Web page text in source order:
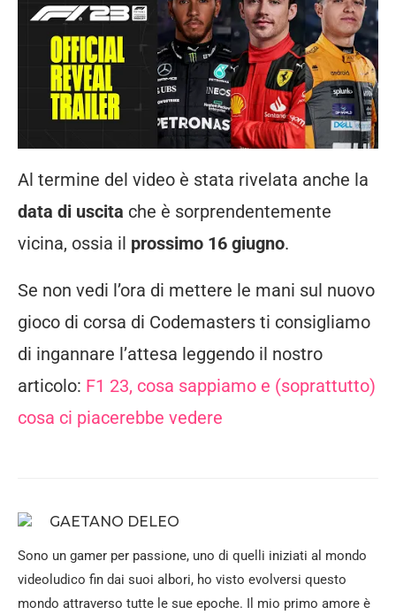
Al termine del video è stata rivelata anche la
data di uscita che è sorprendentemente
vicina, ossia il prossimo 16 giugno.
Se non vedi l’ora di mettere le mani sul nuovo
gioco di corsa di Codemasters ti consigliamo
di ingannare l’attesa leggendo il nostro
articolo: F1 23, cosa sappiamo e (soprattutto)
cosa ci piacerebbe vedere
GAETANO DELEO
Sono un gamer per passione, uno di quelli iniziati al mondo
videoludico fin dai suoi albori, ho visto evolversi questo
mondo attraverso tutte le sue epoche. Il mio primo amore è